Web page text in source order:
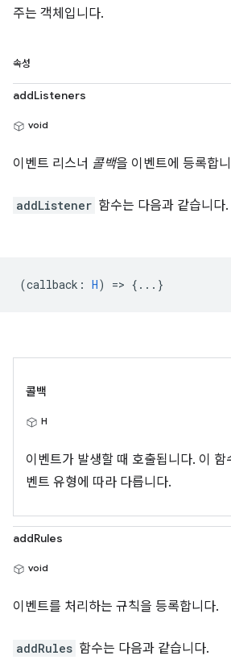
주는 객체입니다.
속성
addListeners
void
이벤트 리스너 콜백을 이벤트에 등록합
addListener 함수는 다음과 같습니다.
(callback : H) => {...}
콜백
H
이벤트가 발생할 때 호출됩니다. 이 함
벤트 유형에 따라 다릅니다.
addRules
void
이벤트를 처리하는 규칙을 등록합니다.
addRules 함수는 다음과 같습니다.